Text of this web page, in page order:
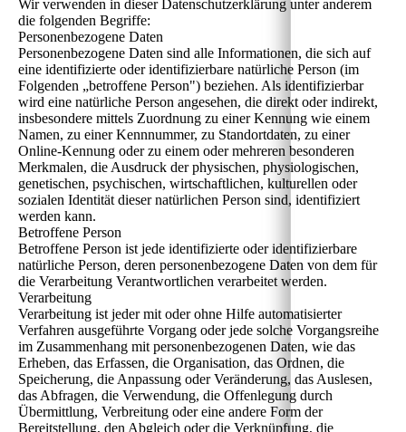
Wir verwenden in dieser Datenschutzerklärung unter anderem
die folgenden Begriffe:
Personenbezogene Daten
Personenbezogene Daten sind alle Informationen, die sich auf
eine identifizierte oder identifizierbare natürliche Person (im
Folgenden „betroffene Person") beziehen. Als identifizierbar
wird eine natürliche Person angesehen, die direkt oder indirekt,
insbesondere mittels Zuordnung zu einer Kennung wie einem
Namen, zu einer Kennnummer, zu Standortdaten, zu einer
Online-Kennung oder zu einem oder mehreren besonderen
Merkmalen, die Ausdruck der physischen, physiologischen,
genetischen, psychischen, wirtschaftlichen, kulturellen oder
sozialen Identität dieser natürlichen Person sind, identifiziert
werden kann.
Betroffene Person
Betroffene Person ist jede identifizierte oder identifizierbare
natürliche Person, deren personenbezogene Daten von dem für
die Verarbeitung Verantwortlichen verarbeitet werden.
Verarbeitung
Verarbeitung ist jeder mit oder ohne Hilfe automatisierter
Verfahren ausgeführte Vorgang oder jede solche Vorgangsreihe
im Zusammenhang mit personenbezogenen Daten, wie das
Erheben, das Erfassen, die Organisation, das Ordnen, die
Speicherung, die Anpassung oder Veränderung, das Auslesen,
das Abfragen, die Verwendung, die Offenlegung durch
Übermittlung, Verbreitung oder eine andere Form der
Bereitstellung, den Abgleich oder die Verknüpfung, die